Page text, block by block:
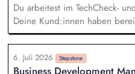
Du arbeitest im TechCheck-
Deine Kund:innen haben
im 1KOMMA5° Kosmos.
Hardware, zum Beispiel
Wallboxen benötigen, kommst
6. Juli 2026 Stepstone